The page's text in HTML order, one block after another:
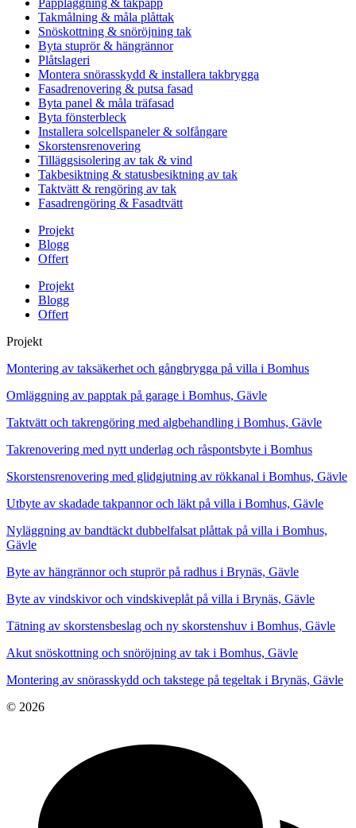
Takmålning & måla plåttak
Snöskottning & snöröjning tak
Byta stuprör & hängrännor
Plåtslageri
Montera snörasskydd & installera takbrygga
Fasadrenovering & putsa fasad
Byta panel & måla träfasad
Byta fönsterbleck
Installera solcellspaneler & solfångare
Skorstensrenovering
Tilläggsisolering av tak & vind
Takbesiktning & statusbesiktning av tak
Taktvätt & rengöring av tak
Fasadrengöring & Fasadtvätt
Projekt
Blogg
Offert
Projekt
Blogg
Offert
Projekt
Montering av taksäkerhet och gångbrygga på villa i Bomhus
Omläggning av papptak på garage i Bomhus, Gävle
Taktvätt och takrengöring med algbehandling i Bomhus, Gävle
Takrenovering med nytt underlag och råspontsbyte i Bomhus
Skorstensrenovering med glidgjutning av rökkanal i Bomhus, Gävle
Utbyte av skadade takpannor och läkt på villa i Bomhus, Gävle
Nyläggning av bandtäckt dubbelfalsat plåttak på villa i Bomhus,
Gävle
Byte av hängrännor och stuprör på radhus i Brynäs, Gävle
Byte av vindskivor och vindskiveplåt på villa i Brynäs, Gävle
Tätning av skorstensbeslag och ny skorstenshuv i Bomhus, Gävle
Akut snöskottning och snöröjning av tak i Bomhus, Gävle
Montering av snörasskydd och takstege på tegeltak i Brynäs, Gävle
© 2026